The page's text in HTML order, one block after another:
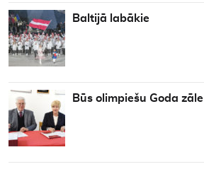
Baltijā labākie
Būs olimpiešu Goda zāle